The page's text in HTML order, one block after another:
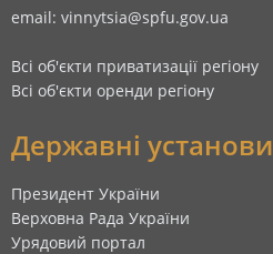
email: vinnytsia@spfu.gov.ua
Всі об'єкти приватизації регіону
Всі об'єкти оренди регіону
Державні установи
Президент України
Верховна Рада України
Урядовий портал